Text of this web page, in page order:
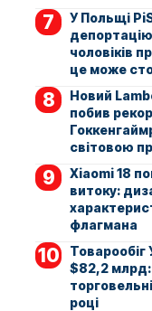
У Польщі
чоловіків
це може
Новий
побив
світовою
Xiaomi 18
витоку:
флагмана
Товарообіг
$82,2 млрд:
році